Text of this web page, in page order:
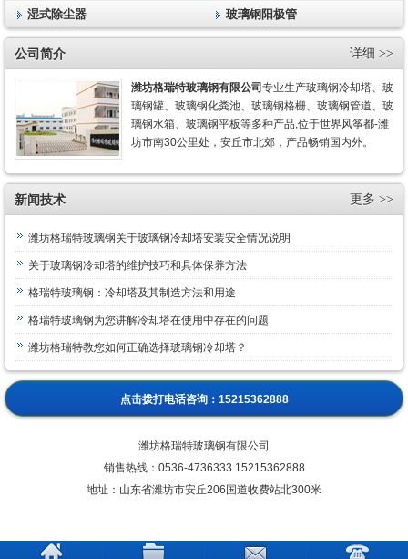
湿式除尘器
玻璃钢阳极管
公司简介 详细 >>
潍坊格瑞特玻璃钢有限公司 专业生产玻璃钢冷却塔、玻
璃钢罐、玻璃钢化粪池、玻璃钢格栅、玻璃钢管道、玻
璃钢水箱、玻璃钢平板等多种产品,位于世界风筝都-潍
坊市南30公里处，安丘市北郊，产品畅销国内外。
新闻技术 更多 >>
潍坊格瑞特玻璃钢关于玻璃钢冷却塔安装安全情况说明
关于玻璃钢冷却塔的维护技巧和具体保养方法
格瑞特玻璃钢：冷却塔及其制造方法和用途
格瑞特玻璃钢为您讲解冷却塔在使用中存在的问题
潍坊格瑞特教您如何正确选择玻璃钢冷却塔？
点击拨打电话咨询： 15215362888
潍坊格瑞特玻璃钢有限公司
销售热线： 0536-4736333 15215362888
地址：山东省潍坊市安丘206国道收费站北300米